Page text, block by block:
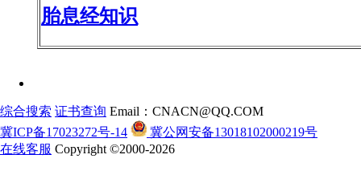
胎息经知识
综合搜索 证书查询 Email：CNACN@QQ.COM
冀ICP备17023272号-14
冀公网安备13018102000219号
在线客服 Copyright ©2000-2026